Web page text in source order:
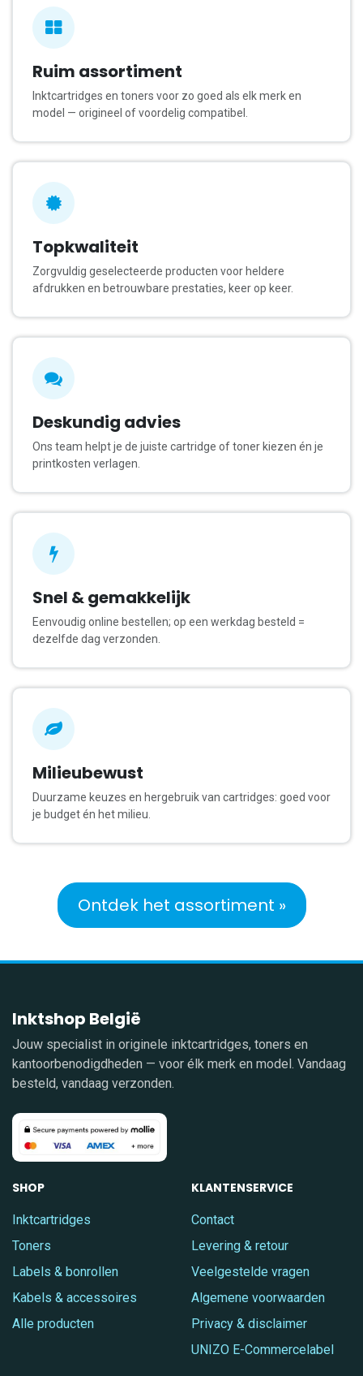
Ruim assortiment
Inktcartridges en toners voor zo goed als elk merk en
model — origineel of voordelig compatibel.
Topkwaliteit
Zorgvuldig geselecteerde producten voor heldere
afdrukken en betrouwbare prestaties, keer op keer.
Deskundig advies
Ons team helpt je de juiste cartridge of toner kiezen én je
printkosten verlagen.
Snel & gemakkelijk
Eenvoudig online bestellen; op een werkdag besteld =
dezelfde dag verzonden.
Milieubewust
Duurzame keuzes en hergebruik van cartridges: goed voor
je budget én het milieu.
Ontdek het assortiment »
Inktshop België
Jouw specialist in originele inktcartridges, toners en
kantoorbenodigdheden — voor élk merk en model. Vandaag
besteld, vandaag verzonden.
SHOP
Inktcartridges
Toners
Labels & bonrollen
Kabels & accessoires
Alle producten
KLANTENSERVICE
Contact
Levering & retour
Veelgestelde vragen
Algemene voorwaarden
Privacy & disclaimer
UNIZO E-Commercelabel